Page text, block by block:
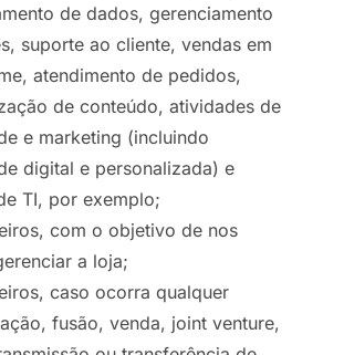
de dados, gerenciamento
suporte ao cliente, vendas em
atendimento de pedidos,
de conteúdo, atividades de
e marketing (incluindo
digital e personalizada) e
TI, por exemplo;
com o objetivo de nos
a loja;
caso ocorra qualquer
fusão, venda, joint venture,